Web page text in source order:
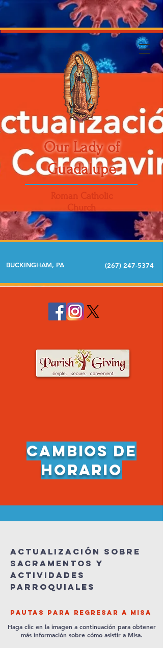
Our Lady of
Guadalupe
Roman Catholic
Church
BUCKINGHAM, PA (267) 247-5374
cambios de
horario
Actualización sobre
sacramentos y
actividades
parroquiales
Pautas para regresar a misa
Haga clic en la imagen a continuación para obtener
más información sobre cómo asistir a Misa.